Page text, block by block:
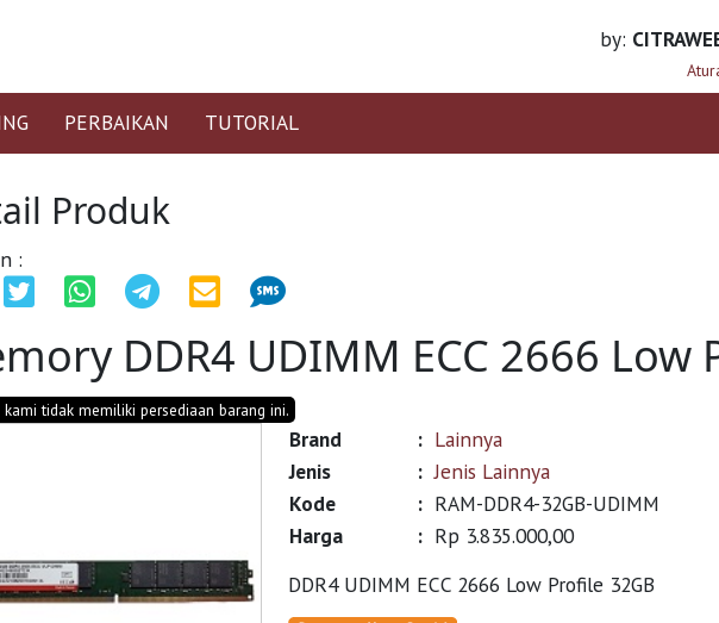
by:
PERBAIKAN TUTORIAL
Produk
:
DDR4 UDIMM ECC 2666 Low
tidak memiliki persediaan barang ini.
Brand : Lainnya
Jenis
: Jenis Lainnya
Kode
: RAM-DDR4-32GB-UDIMM
Harga
: Rp 3.835.000,00
DDR4 UDIMM ECC 2666 Low Profile 32GB